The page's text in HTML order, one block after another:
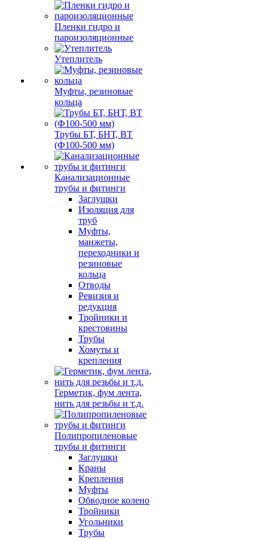
Пленки гидро и
пароизоляционные
Утеплитель
Муфты, резиновые
кольца
Трубы БТ, БНТ, ВТ
(Ф100-500 мм)
Канализационные
трубы и фитинги
Заглушки
Изоляция для
труб
Муфты,
манжеты,
переходники и
резиновые
кольца
Отводы
Ревизия и
редукция
Тройники и
крестовины
Трубы
Хомуты и
крепления
Герметик, фум лента,
нить для резьбы и т.д.
Полипропиленовые
трубы и фитинги
Заглушки
Краны
Крепления
Муфты
Обводное колено
Тройники
Угольники
Трубы